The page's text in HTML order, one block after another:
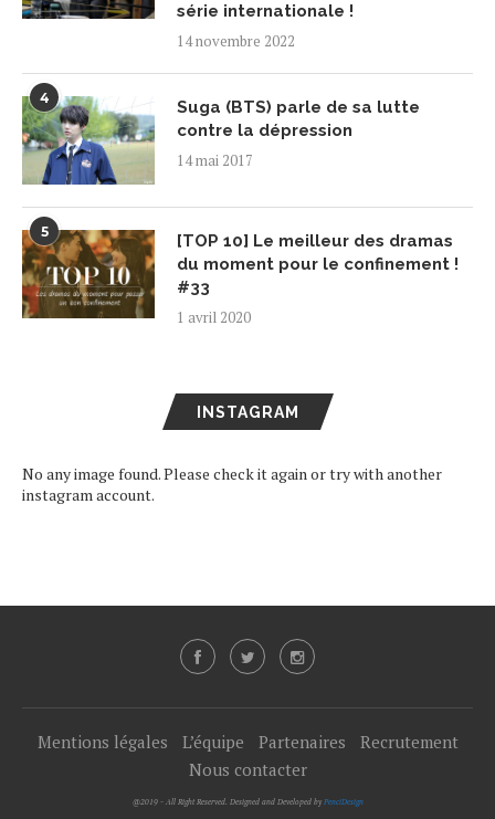
série internationale !
14 novembre 2022
4
Suga (BTS) parle de sa lutte
contre la dépression
14 mai 2017
5
[TOP 10] Le meilleur des dramas
du moment pour le confinement !
#33
1 avril 2020
INSTAGRAM
No any image found. Please check it again or try with another
instagram account.
Mentions légales L’équipe Partenaires
Recrutement
Nous contacter
@2019 - All Right Reserved. Designed and Developed by PenciDesign